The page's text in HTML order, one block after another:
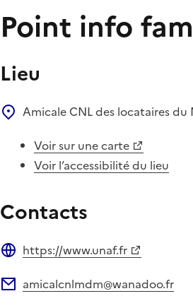
Point info
Lieu
Amicale CNL des locataires du
Voir sur une carte
Voir l’accessibilité du lieu
Contacts
https://www.unaf.fr
amicalcnlmdm@wanadoo.fr